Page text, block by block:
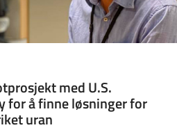
med U.S.
for å finne løsninger for
uran